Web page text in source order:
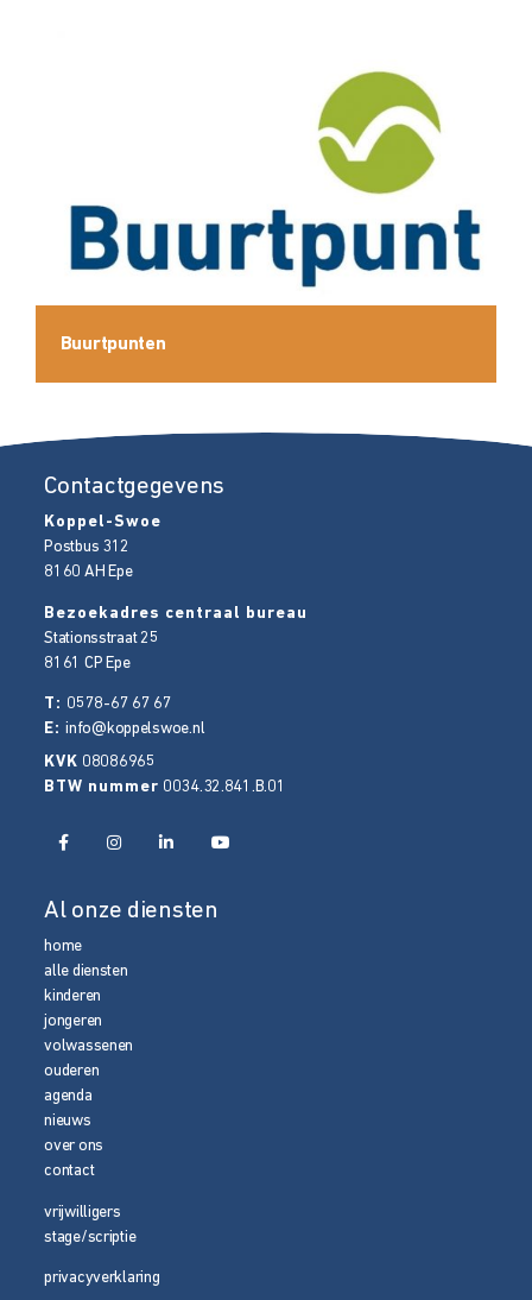
Buurtpunten
Contactgegevens
Koppel-Swoe
Postbus 312
8160 AH Epe
Bezoekadres centraal bureau
Stationsstraat 25
8161 CP Epe
T: 0578-67 67 67
E:info@koppelswoe.nl
KVK 08086965
BTW nummer 0034.32.841.B.01
Al onze diensten
home
alle diensten
kinderen
jongeren
volwassenen
ouderen
agenda
nieuws
over ons
contact
vrijwilligers
stage/scriptie
privacyverklaring